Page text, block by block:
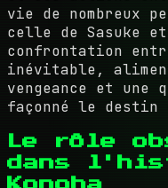
vie de nombreux
celle de Sasuke
confrontation
inévitable,
vengeance et
façonné le destin
Le rôle
dans
Konoha